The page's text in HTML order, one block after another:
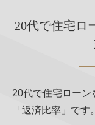
20代で住宅ロ
20代で住宅ローン
「返済比率」です。